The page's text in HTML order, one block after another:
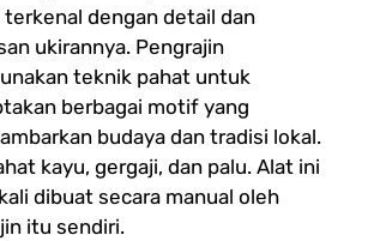
dengan detail dan
ukirannya. Pengrajin
teknik pahat untuk
berbagai motif yang
budaya dan tradisi lokal.
kayu, gergaji, dan palu. Alat ini
dibuat secara manual oleh
itu sendiri.